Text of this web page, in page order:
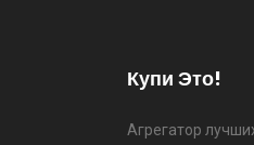
Купи Это!
Агрегатор